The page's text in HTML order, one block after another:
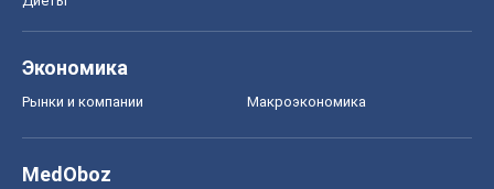
Экономика
Рынки и компании Mакроэкономика
MedOboz